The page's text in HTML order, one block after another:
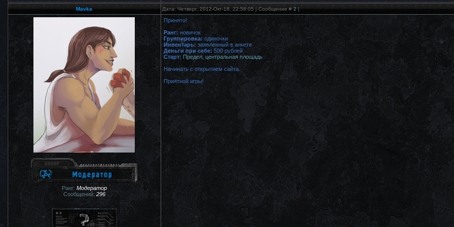
Mavka Дата: Четверг, 2012-Окт-18, 22:58:05 | Сообщение # 2 |
Ранг:Модератор
Сообщений:296
Принято!
Ранг:новичок
Группировка:одиночки
Инвентарь:заявленный в анкете
Деньги при себе:500 рублей
Старт: Предел, центральная площадь
Начинать с открытием сайта.
Приятной игры!